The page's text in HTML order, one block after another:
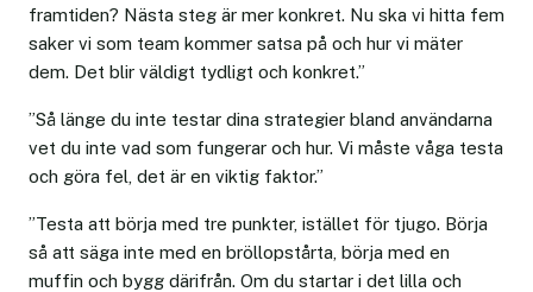
framtiden? Nästa steg är mer konkret. Nu ska vi hitta fem
saker vi som team kommer satsa på och hur vi mäter
dem. Det blir väldigt tydligt och konkret.”
”Så länge du inte testar dina strategier bland användarna
vet du inte vad som fungerar och hur. Vi måste våga testa
och göra fel, det är en viktig faktor.”
”Testa att börja med tre punkter, istället för tjugo. Börja
så att säga inte med en bröllopstårta, börja med en
muffin och bygg därifrån. Om du startar i det lilla och